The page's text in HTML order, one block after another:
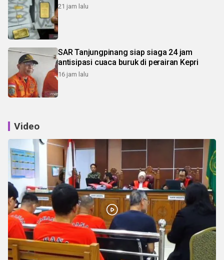
21 jam lalu
SAR Tanjungpinang siap siaga 24 jam
antisipasi cuaca buruk di perairan Kepri
16 jam lalu
Video